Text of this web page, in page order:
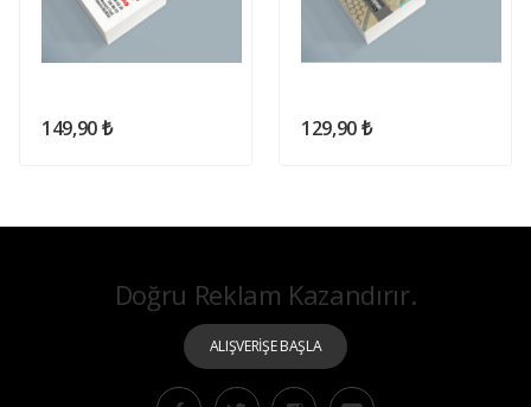
149,90 ₺ 129,90 ₺
Doğru Reklam Kazandırır.
ALIŞVERİŞE BAŞLA